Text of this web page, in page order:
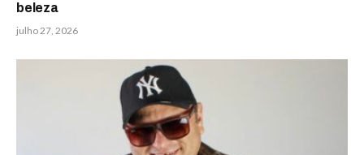
beleza
julho 27, 2026